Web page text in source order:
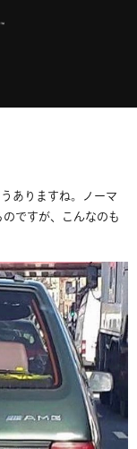
ありますね。ノーマ
ですが、こんなのも